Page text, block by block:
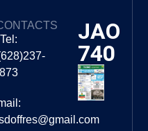
Tel:
873
JAO
740